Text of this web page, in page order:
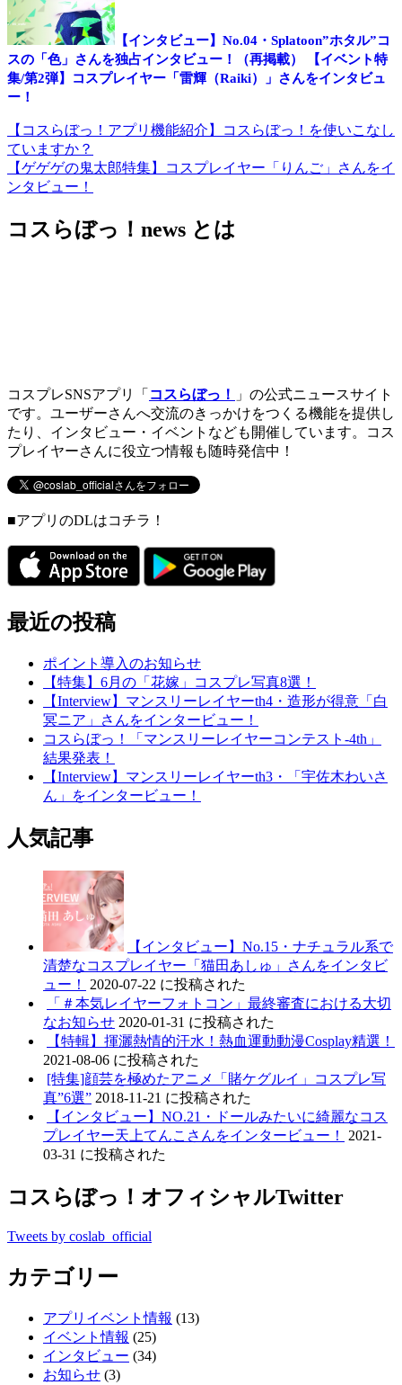
【インタビュー】No.04・Splatoon”ホタル”コ
スの「色」さんを独占インタビュー！（再掲載）
【イベント特
集/第2弾】コスプレイヤー「雷輝（Raiki）」さんをインタビュ
ー！
投
稿
ナ
ビ
【コスらぼっ！アプリ機能紹介】コスらぼっ！を使いこなし
ていますか？
【ゲゲゲの鬼太郎特集】コスプレイヤー「りんご」さんをイ
ンタビュー！
コスらぼっ！news とは
コスプレSNSアプリ「 コスらぼっ！
」の公式ニュースサイト
です。ユーザーさんへ交流のきっかけをつくる機能を提供し
たり、インタビュー・イベントなども開催しています。コス
プレイヤーさんに役立つ情報も随時発信中！
■アプリのDLはコチラ！
最近の投稿
ポイント導入のお知らせ
【特集】6月の「花嫁」コスプレ写真8選！
【Interview】マンスリーレイヤーth4・造形が得意「白
冥ニア」さんをインタービュー！
コスらぼっ！「マンスリーレイヤーコンテスト-4th」
結果発表！
【Interview】マンスリーレイヤーth3・「宇佐木わいさ
ん」をインタービュー！
人気記事
【インタビュー】No.15・ナチュラル系で
清楚なコスプレイヤー「猫田あしゅ」さんをインタビ
ュー！
2020-07-22 に投稿された
「＃本気レイヤーフォトコン」最終審査における大切
なお知らせ 2020-01-31 に投稿された
【特輯】揮灑熱情的汗水！熱血運動動漫Cosplay精選！
2021-08-06 に投稿された
[特集]顔芸を極めたアニメ「賭ケグルイ」コスプレ写
真”6選” 2018-11-21 に投稿された
【インタビュー】NO.21・ドールみたいに綺麗なコス
プレイヤー天上てんこさんをインタービュー！
2021-
03-31 に投稿された
コスらぼっ！オフィシャルTwitter
Tweets by coslab_official
カテゴリー
アプリイベント情報 (13)
イベント情報 (25)
インタビュー (34)
お知らせ (3)